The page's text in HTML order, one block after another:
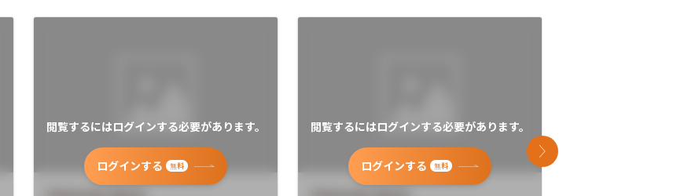
閲覧するにはログインする必要があります。
ログインする 無料
閲覧するにはログインする必要があります。
ログインする 無料
次のスライド